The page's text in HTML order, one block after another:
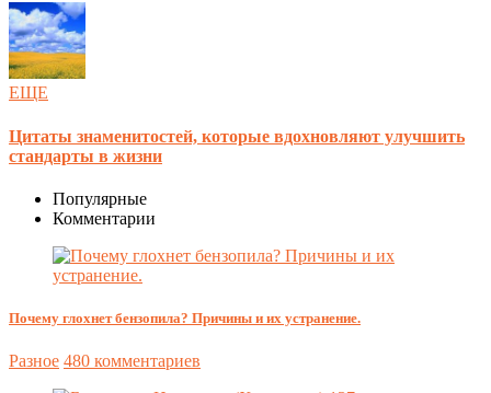
ЕЩЕ
Цитаты знаменитостей, которые вдохновляют улучшить
стандарты в жизни
Популярные
Комментарии
Почему глохнет бензопила? Причины и их устранение.
Разное 480 комментариев